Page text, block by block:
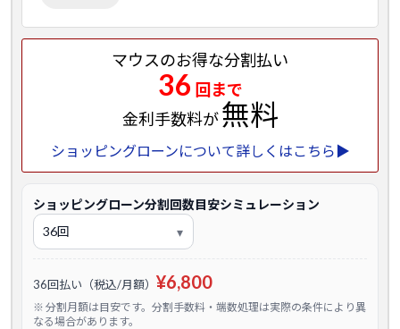
マウスのお得な分割払い
36 回まで
金利手数料が無料
ショッピングローンについて詳しくはこちら▶
ショッピングローン分割回数目安シミュレーション
36回払い（税込/月額） ¥6,800
※ 分割月額は目安です。分割手数料・端数処理は実際の条件により異
なる場合があります。